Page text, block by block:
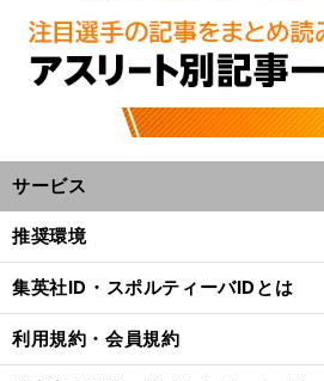
サービス
推奨環境
集英社ID・スポルティーバIDとは
利用規約・会員規約